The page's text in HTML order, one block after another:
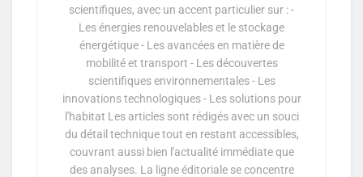
scientifiques, avec un accent particulier sur : -
Les énergies renouvelables et le stockage
énergétique - Les avancées en matière de
mobilité et transport - Les découvertes
scientifiques environnementales - Les
innovations technologiques - Les solutions pour
l'habitat Les articles sont rédigés avec un souci
du détail technique tout en restant accessibles,
couvrant aussi bien l'actualité immédiate que
des analyses. La ligne éditoriale se concentre